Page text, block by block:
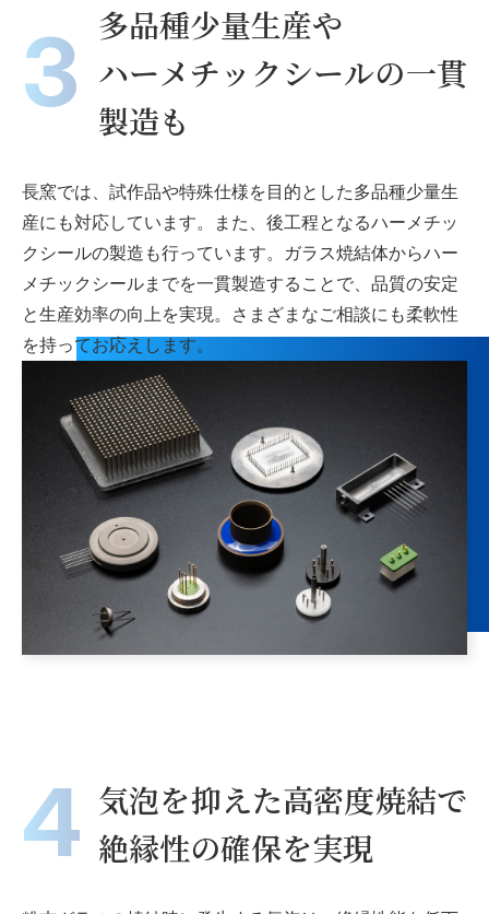
3 多品種少量生産や
ハーメチックシールの一貫
製造も
長窯では、試作品や特殊仕様を目的とした多品種少量生
産にも対応しています。また、後工程となるハーメチッ
クシールの製造も行っています。ガラス焼結体からハー
メチックシールまでを一貫製造することで、品質の安定
と生産効率の向上を実現。さまざまなご相談にも柔軟性
を持ってお応えします。
4 気泡を抑えた高密度焼結で
絶縁性の確保を実現